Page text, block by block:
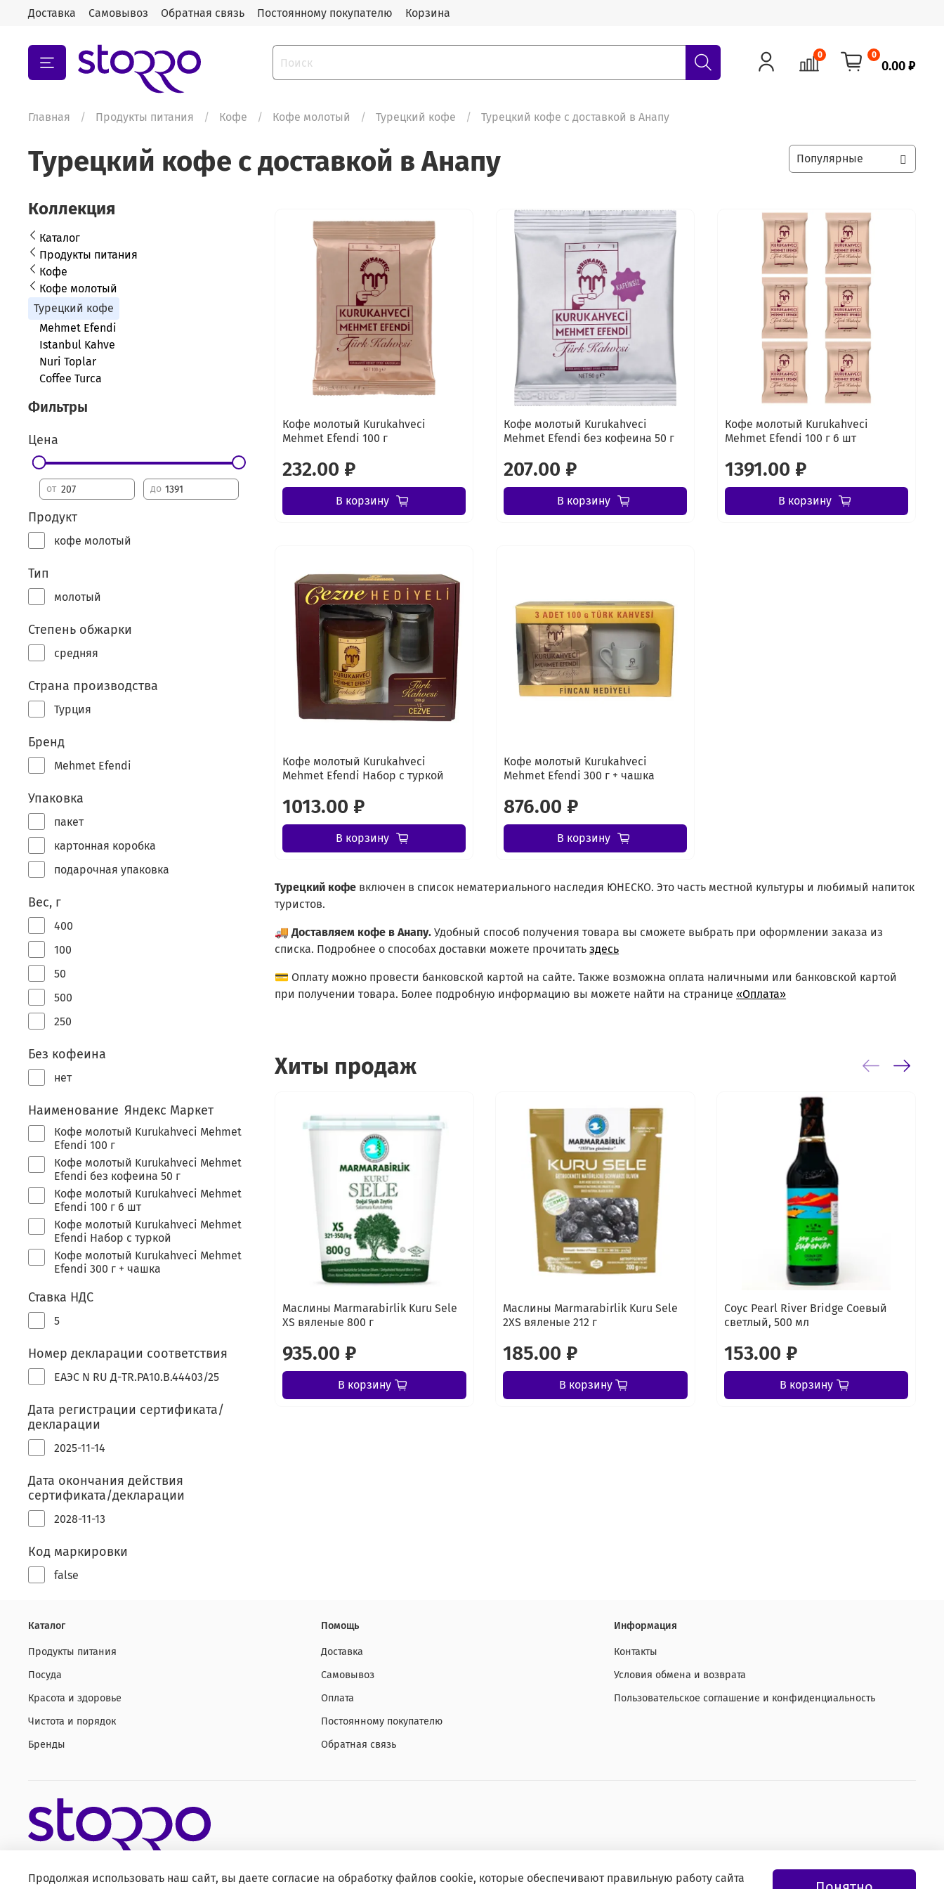
Доставка Самовывоз Обратная связь Постоянному покупателю Корзина
0 0
0.00 ₽
Главная Продукты питания Кофе Кофе молотый Турецкий кофе Турецкий кофе с доставкой в Анапу
Турецкий кофе с доставкой в Анапу
Кофе молотый Kurukahveci
Mehmet Efendi 100 г
232.00 ₽
В корзину
Кофе молотый Kurukahveci
Mehmet Efendi без кофеина 50 г
207.00 ₽
В корзину
Кофе молотый Kurukahveci
Mehmet Efendi 100 г 6 шт
1391.00 ₽
В корзину
Кофе молотый Kurukahveci
Mehmet Efendi Набор с туркой
1013.00 ₽
В корзину
Кофе молотый Kurukahveci
Mehmet Efendi 300 г + чашка
876.00 ₽
В корзину
Турецкий кофе включен в список нематериального наследия ЮНЕСКО. Это часть местной культуры и любимый напиток
туристов.
🚚Доставляем кофе в Анапу.Удобный способ получения товара вы сможете выбрать при оформлении заказа из
списка. Подробнее о способах доставки можете прочитатьздесь
💳 Оплату можно провести банковской картой на сайте. Также возможна оплата наличными или банковской картой
при получении товара. Более подробную информацию вы можете найти на странице«Оплата»
Хиты продаж
Маслины Marmarabirlik Kuru Sele
XS вяленые 800 г
935.00 ₽
В корзину
Маслины Marmarabirlik Kuru Sele
2XS вяленые 212 г
185.00 ₽
В корзину
Соус Pearl River Bridge Соевый
светлый, 500 мл
153.00 ₽
В корзину
Коллекция
Каталог
Продукты питания
Кофе
Кофе молотый
Турецкий кофе
Mehmet Efendi
Istanbul Kahve
Nuri Toplar
Coffee Turca
Фильтры
Цена
от до
Продукт
кофе молотый
Тип
молотый
Степень обжарки
средняя
Страна производства
Турция
Бренд
Mehmet Efendi
Упаковка
пакет
картонная коробка
подарочная упаковка
Вес, г
400
100
50
500
250
Без кофеина
нет
Наименование Яндекс Маркет
Кофе молотый Kurukahveci Mehmet
Efendi 100 г
Кофе молотый Kurukahveci Mehmet
Efendi без кофеина 50 г
Кофе молотый Kurukahveci Mehmet
Efendi 100 г 6 шт
Кофе молотый Kurukahveci Mehmet
Efendi Набор с туркой
Кофе молотый Kurukahveci Mehmet
Efendi 300 г + чашка
Ставка НДС
5
Номер декларации соответствия
ЕАЭС N RU Д-TR.РА10.В.44403/25
Дата регистрации сертификата/
декларации
2025-11-14
Дата окончания действия
сертификата/декларации
2028-11-13
Код маркировки
false
Каталог
Продукты питания
Посуда
Красота и здоровье
Чистота и порядок
Бренды
Помощь
Доставка
Самовывоз
Оплата
Постоянному покупателю
Обратная связь
Информация
Контакты
Условия обмена и возврата
Пользовательское соглашение и конфиденциальность
Продолжая использовать наш сайт, вы даете согласие на обработку файлов cookie, которые обеспечивают правильную работу сайта